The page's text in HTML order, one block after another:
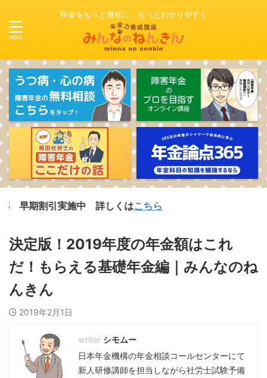
年金をもっと身近に、もっとわかりやすく
実施中 詳しくは こちら
決定版！2019年度の年金額はこれ
だ！もらえる基礎年金編｜みんなのね
んきん
2019年2月1日
シモムー
日本年金機構の年金相談コールセンターにて
新人研修講師を担当しながら社労士試験予備